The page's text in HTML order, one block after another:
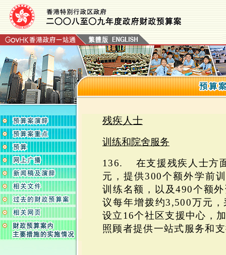
残疾人士
训练和院舍服务
136. 在支援残疾人士方
元，提供300个额外学前
训练名额，以及490个额
议每年增拨约3,500万元
设立16个社区支援中心，
照顾者提供一站式服务和